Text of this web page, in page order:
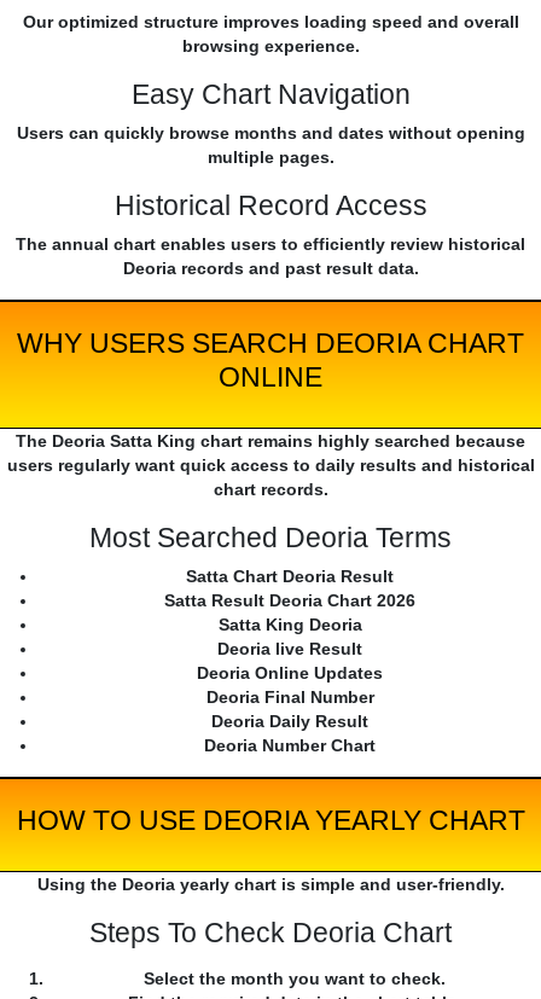
Our optimized structure improves loading speed and overall
browsing experience.
Easy Chart Navigation
Users can quickly browse months and dates without opening
multiple pages.
Historical Record Access
The annual chart enables users to efficiently review historical
Deoria records and past result data.
WHY USERS SEARCH DEORIA CHART
ONLINE
The Deoria Satta King chart remains highly searched because
users regularly want quick access to daily results and historical
chart records.
Most Searched Deoria Terms
Satta Chart Deoria Result
Satta Result Deoria Chart 2026
Satta King Deoria
Deoria live Result
Deoria Online Updates
Deoria Final Number
Deoria Daily Result
Deoria Number Chart
HOW TO USE DEORIA YEARLY CHART
Using the Deoria yearly chart is simple and user-friendly.
Steps To Check Deoria Chart
Select the month you want to check.